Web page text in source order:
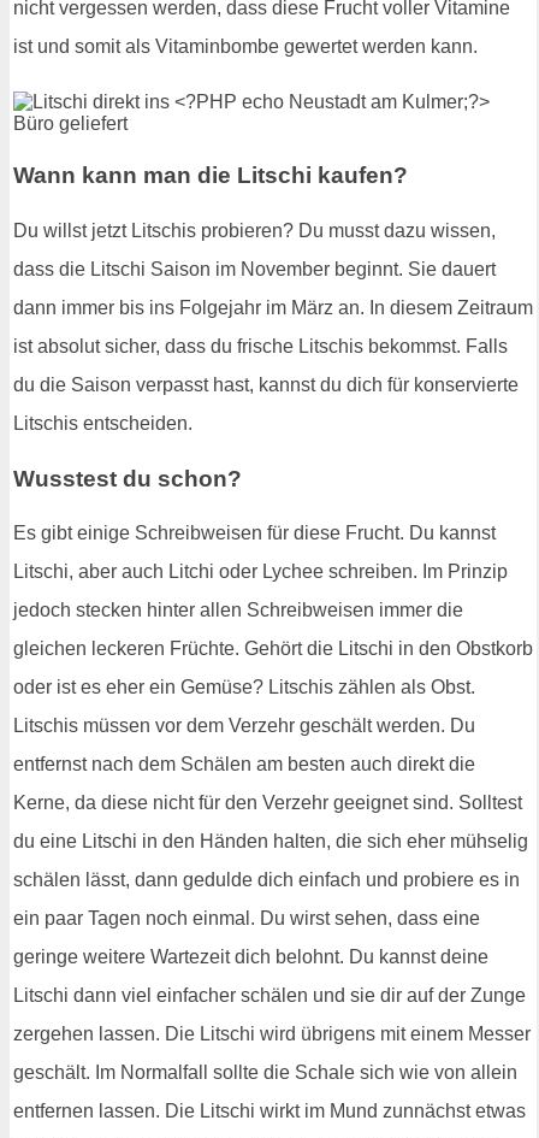
nicht vergessen werden, dass diese Frucht voller Vitamine
ist und somit als Vitaminbombe gewertet werden kann.
Wann kann man die Litschi kaufen?
Du willst jetzt Litschis probieren? Du musst dazu wissen,
dass die Litschi Saison im November beginnt. Sie dauert
dann immer bis ins Folgejahr im März an. In diesem Zeitraum
ist absolut sicher, dass du frische Litschis bekommst. Falls
du die Saison verpasst hast, kannst du dich für konservierte
Litschis entscheiden.
Wusstest du schon?
Es gibt einige Schreibweisen für diese Frucht. Du kannst
Litschi, aber auch Litchi oder Lychee schreiben. Im Prinzip
jedoch stecken hinter allen Schreibweisen immer die
gleichen leckeren Früchte. Gehört die Litschi in den Obstkorb
oder ist es eher ein Gemüse? Litschis zählen als Obst.
Litschis müssen vor dem Verzehr geschält werden. Du
entfernst nach dem Schälen am besten auch direkt die
Kerne, da diese nicht für den Verzehr geeignet sind. Solltest
du eine Litschi in den Händen halten, die sich eher mühselig
schälen lässt, dann gedulde dich einfach und probiere es in
ein paar Tagen noch einmal. Du wirst sehen, dass eine
geringe weitere Wartezeit dich belohnt. Du kannst deine
Litschi dann viel einfacher schälen und sie dir auf der Zunge
zergehen lassen. Die Litschi wird übrigens mit einem Messer
geschält. Im Normalfall sollte die Schale sich wie von allein
entfernen lassen. Die Litschi wirkt im Mund zunnächst etwas